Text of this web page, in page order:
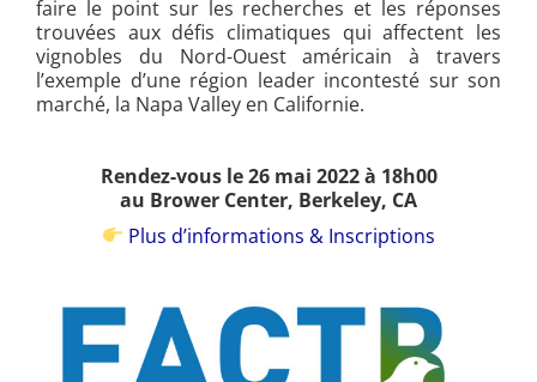
faire le point sur les recherches et les réponses
trouvées aux défis climatiques qui affectent les
vignobles du Nord-Ouest américain à travers
l’exemple d’une région leader incontesté sur son
marché, la Napa Valley en Californie.
Rendez-vous le 26 mai 2022 à 18h00
au Brower Center, Berkeley, CA
Plus d’informations & Inscriptions